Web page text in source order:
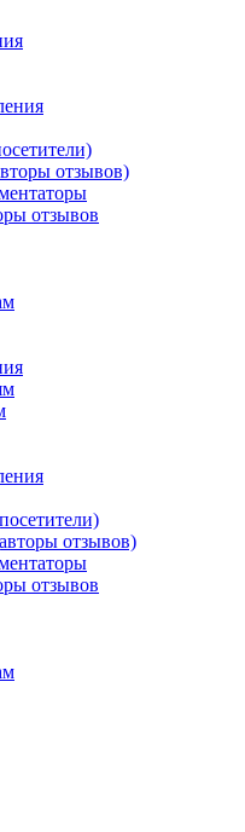
отзывов)
отзывов
отзывов)
отзывов